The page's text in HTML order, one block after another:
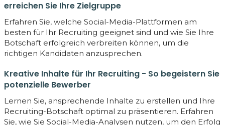
erreichen Sie Ihre Zielgruppe
Erfahren Sie, welche Social-Media-Plattformen am
besten für Ihr Recruiting geeignet sind und wie Sie Ihre
Botschaft erfolgreich verbreiten können, um die
richtigen Kandidaten anzusprechen.
Kreative Inhalte für Ihr Recruiting - So begeistern Sie
potenzielle Bewerber
Lernen Sie, ansprechende Inhalte zu erstellen und Ihre
Recruiting-Botschaft optimal zu präsentieren. Erfahren
Sie, wie Sie Social-Media-Analysen nutzen, um den Erfolg